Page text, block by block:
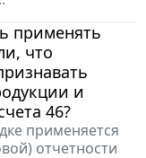
применять
что
и
46?
применяется
отчетности